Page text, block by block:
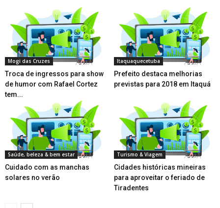
Mogi das Cruzes
Troca de ingressos para show
de humor com Rafael Cortez
tem...
Itaquaquecetuba
Prefeito destaca melhorias
previstas para 2018 em Itaquá
Saúde, beleza & bem estar
Cuidado com as manchas
solares no verão
Turismo & Viagem
Cidades históricas mineiras
para aproveitar o feriado de
Tiradentes